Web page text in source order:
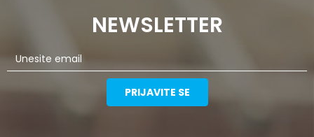
NEWSLETTER
PRIJAVITE SE